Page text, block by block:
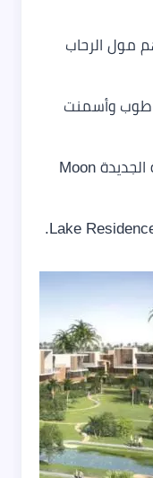
مول الرحاب
طوب وأسمنت
كمبوند مون ريزيدنس القاهرة الجديدة Moon